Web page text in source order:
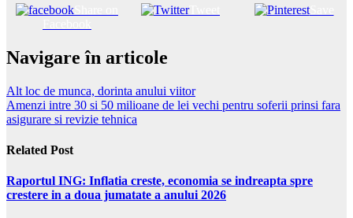
Tweet Save
Navigare în articole
Alt loc de munca, dorinta anului viitor
Amenzi intre 30 si 50 milioane de lei vechi pentru soferii prinsi fara
asigurare si revizie tehnica
Related Post
Raportul ING: Inflatia creste, economia se indreapta spre
crestere in a doua jumatate a anului 2026